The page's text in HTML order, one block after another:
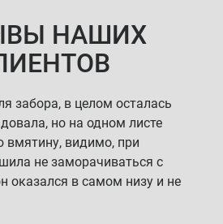
НАШИХ
забора, в целом осталась
но на одном листе
видимо, при
не заморачиваться с
оказался в самом низу и не